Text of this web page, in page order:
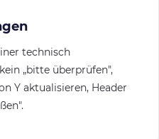
technisch
„bitte überprüfen",
Y aktualisieren, Header